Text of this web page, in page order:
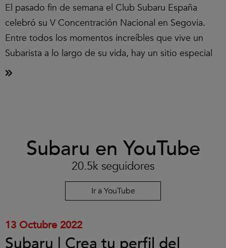
El pasado fin de semana el Club Subaru España
celebró su V Concentración Nacional en Segovia.
Entre todos los momentos increíbles que vive un
Subarista a lo largo de su vida, hay un sitio especial
Subaru en YouTube
20.5k seguidores
Ir a YouTube
aceptar
13 Octubre 2022
Subaru | Crea tu perfil del